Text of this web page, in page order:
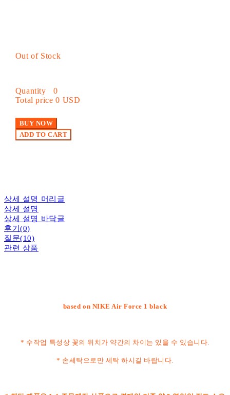
Out of Stock
Quantity
0
Total price 0 USD
BUY NOW
ADD TO CART
상세 설명 머리글
상세 설명
상세 설명 바닥글
후기(0)
질문(10)
관련 상품
based on NIKE Air Force 1 black
* 수작업 특성상 꽃의 위치가 약간의 차이는 있을 수 있습니다.
* 손세탁으로만 세탁 하시길 바랍니다.